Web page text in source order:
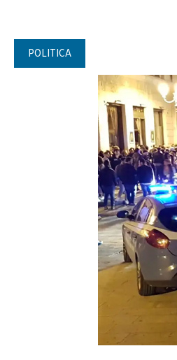
POLITICA